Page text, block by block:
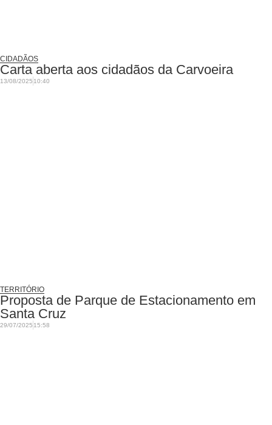
CIDADÃOS
Carta aberta aos cidadãos da Carvoeira
13/08/2025 10:40
TERRITÓRIO
Proposta de Parque de Estacionamento em
Santa Cruz
29/07/2025 15:58